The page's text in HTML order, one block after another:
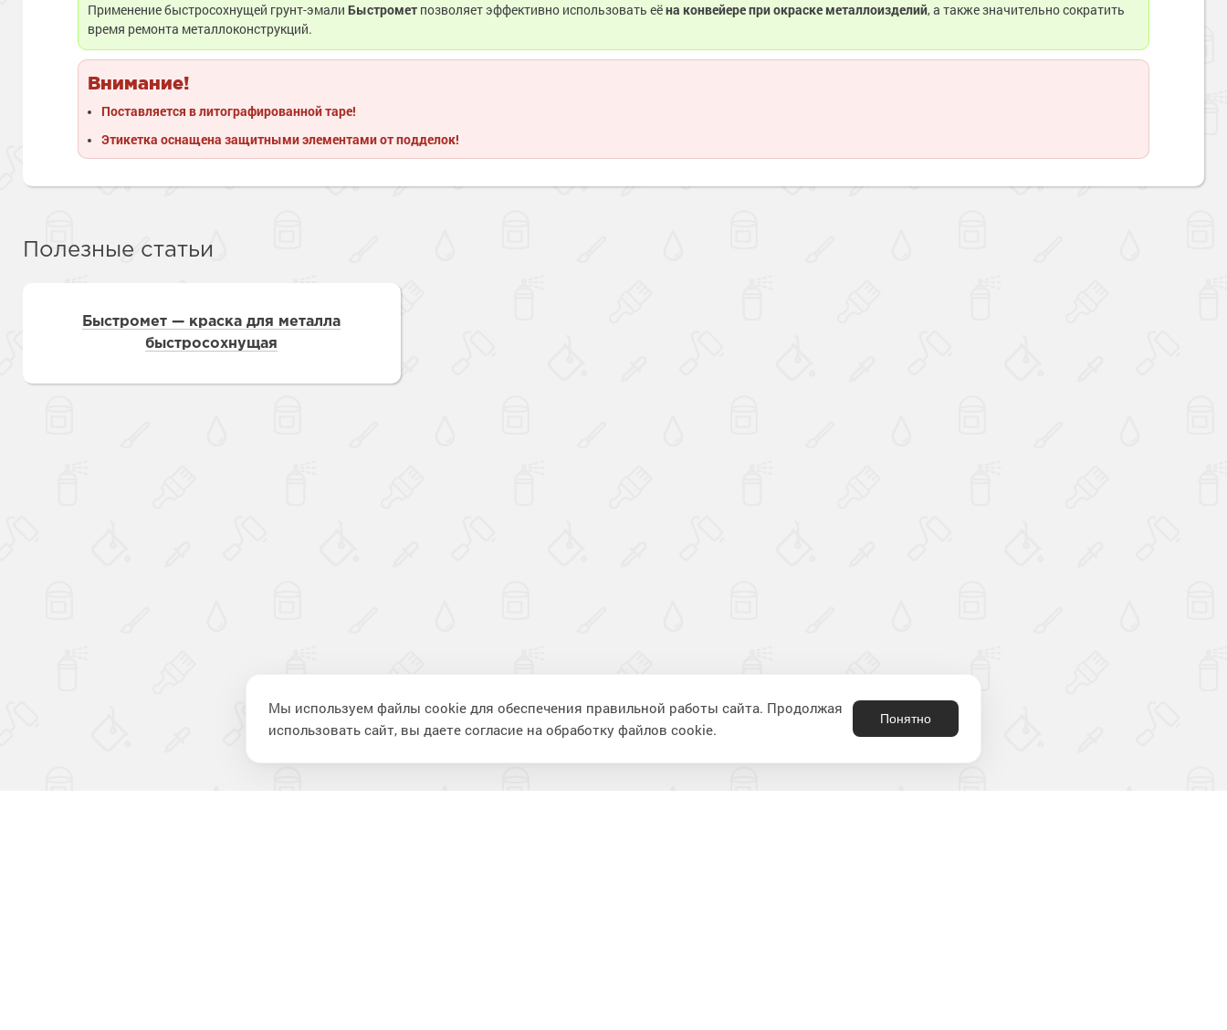
Применение быстросохнущей грунт-эмали Быстромет позволяет эффективно использовать еёна конвейере при окраске металлоизделий, а также значительно сократить
время ремонта металлоконструкций.
Внимание!
Поставляется в литографированной таре!
Этикетка оснащена защитными элементами от подделок!
Полезные статьи
Быстромет — краска для металла
быстросохнущая
Мы используем файлы cookie для обеспечения правильной работы сайта. Продолжая
использовать сайт, вы даете согласие на обработку файлов cookie.
Понятно